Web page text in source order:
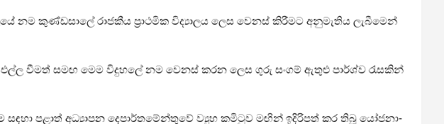
නම කුණ්ඩ­සාලේ රාජ­කීය ප්‍රාථ­මික විද්‍යා­ලය ලෙස වෙනස් කිරී­මට අනු­මැ­තිය ලැබී­මෙන්
වීමත් සමඟ මෙම විදු­හලේ නම වෙනස් කරන ලෙස ගුරු සංගම් ඇතුළු පාර්ශ්ව රැස­කින්
පළාත් අධ්‍යා­පන දෙපා­ර්ත­මේ­න්තුවේ ව්‍යුහ කමි­ටුව මඟින් ඉදි­රි­පත් කර තිබූ යෝජ­නා­